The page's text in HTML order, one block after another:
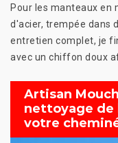
Pour les manteaux en
d'acier, trempée dans
entretien complet, je
avec un chiffon doux
Artisan
nettoyage de
votre